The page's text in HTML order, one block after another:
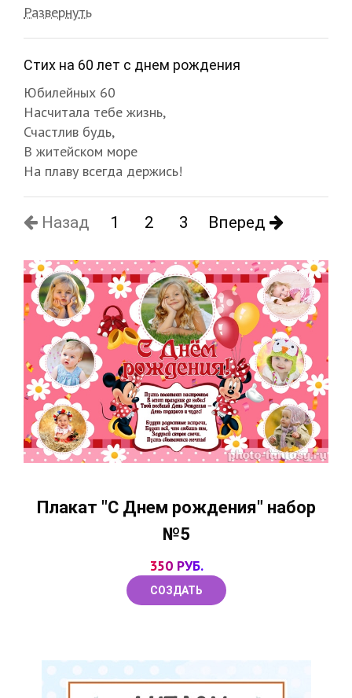
Развернуть
Стих на 60 лет с днем рождения
Юбилейных 60
Насчитала тебе жизнь,
Счастлив будь,
В житейском море
На плаву всегда держись!
Назад 1 2 3 Вперед
Плакат "С Днем рождения" набор
№5
350 РУБ.
СОЗДАТЬ